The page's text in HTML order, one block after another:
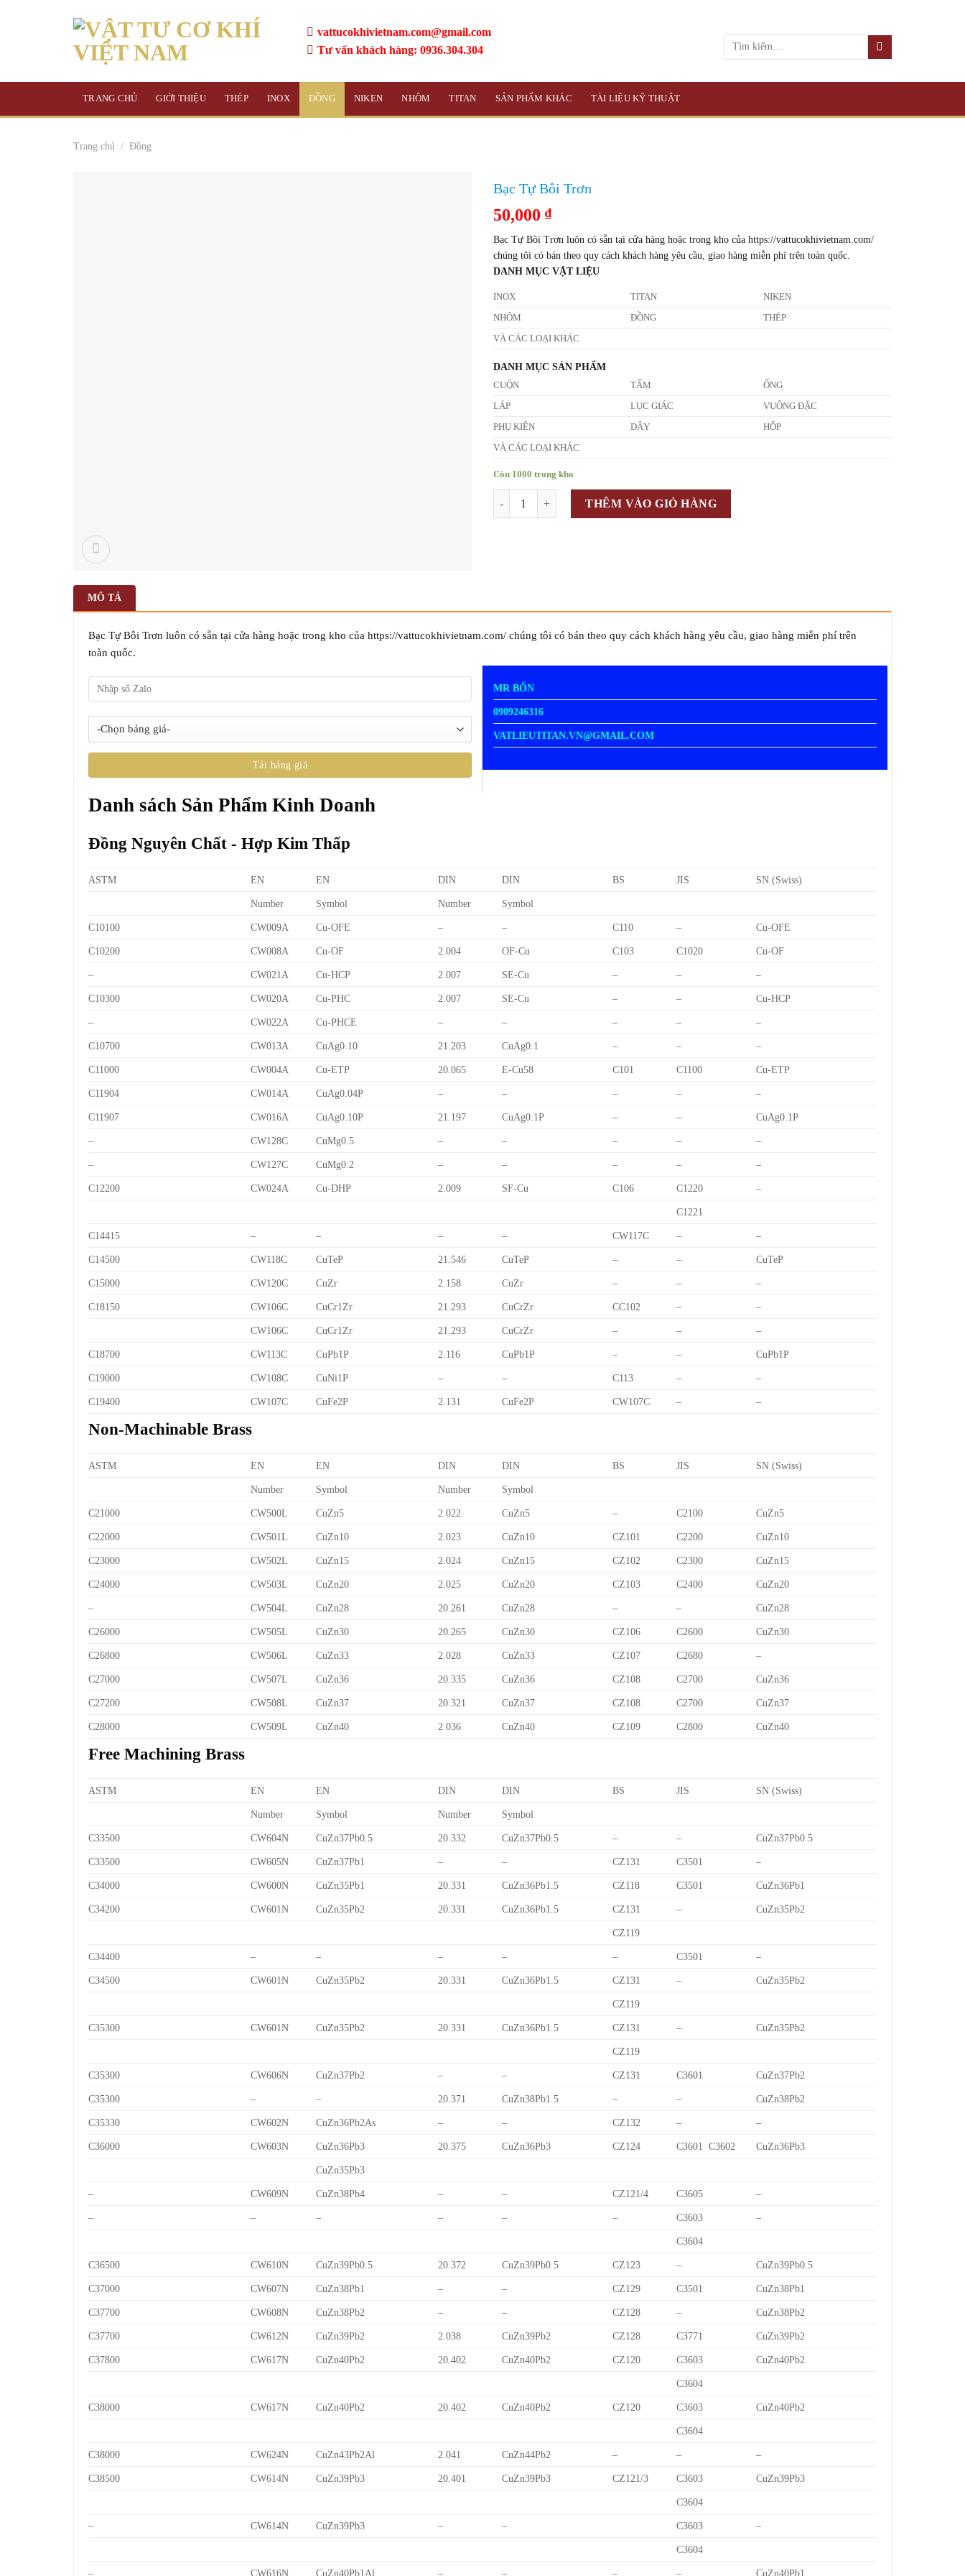
vattucokhivietnam.com@gmail.com
Tư vấn khách hàng: 0936.304.304
TRANG CHỦ GIỚI THIỆU THÉP INOX ĐỒNG NIKEN NHÔM TITAN SẢN PHẨM KHÁC TÀI LIỆU KỸ THUẬT
Trang chủ / Đồng
Bạc Tự Bôi Trơn
50,000 ₫
Bạc Tự Bôi Trơn luôn có sẵn tại cửa hàng hoặc trong kho của https://vattucokhivietnam.com/
chúng tôi có bán theo quy cách khách hàng yêu cầu, giao hàng miễn phí trên toàn quốc.
DANH MỤC VẬT LIỆU
INOX TITAN NIKEN
NHÔM ĐỒNG THÉP
VÀ CÁC LOẠI KHÁC
DANH MỤC SẢN PHẨM
CUỘN TẤM ỐNG
LÁP LỤC GIÁC VUÔNG ĐẶC
PHỤ KIỆN DÂY HỘP
VÀ CÁC LOẠI KHÁC
Còn 1000 trong kho
THÊM VÀO GIỎ HÀNG
MÔ TẢ
Bạc Tự Bôi Trơn luôn có sẵn tại cửa hàng hoặc trong kho của https://vattucokhivietnam.com/ chúng tôi có bán theo quy cách khách hàng yêu cầu, giao hàng miễn phí trên
toàn quốc.
MR BỐN
0909246316
VATLIEUTITAN.VN@GMAIL.COM
Danh sách Sản Phẩm Kinh Doanh
Đồng Nguyên Chất - Hợp Kim Thấp
ASTM EN EN DIN DIN BS JIS SN (Swiss)
Number Symbol Number Symbol
C10100 CW009A Cu-OFE – – C110 – Cu-OFE
C10200 CW008A Cu-OF 2.004 OF-Cu C103 C1020 Cu-OF
– CW021A Cu-HCP 2.007 SE-Cu – – –
C10300 CW020A Cu-PHC 2.007 SE-Cu – – Cu-HCP
– CW022A Cu-PHCE – – – – –
C10700 CW013A CuAg0.10 21.203 CuAg0.1 – – –
C11000 CW004A Cu-ETP 20.065 E-Cu58 C101 C1100 Cu-ETP
C11904 CW014A CuAg0.04P – – – – –
C11907 CW016A CuAg0.10P 21.197 CuAg0.1P – – CuAg0.1P
– CW128C CuMg0.5 – – – – –
– CW127C CuMg0.2 – – – – –
C12200 CW024A Cu-DHP 2.009 SF-Cu C106 C1220 –
C1221
C14415 – – – – CW117C – –
C14500 CW118C CuTeP 21.546 CuTeP – – CuTeP
C15000 CW120C CuZr 2.158 CuZr – – –
C18150 CW106C CuCr1Zr 21.293 CuCrZr CC102 – –
CW106C CuCr1Zr 21.293 CuCrZr – – –
C18700 CW113C CuPb1P 2.116 CuPb1P – – CuPb1P
C19000 CW108C CuNi1P – – C113 – –
C19400 CW107C CuFe2P 2.131 CuFe2P CW107C – –
Non-Machinable Brass
ASTM EN EN DIN DIN BS JIS SN (Swiss)
Number Symbol Number Symbol
C21000 CW500L CuZn5 2.022 CuZn5 – C2100 CuZn5
C22000 CW501L CuZn10 2.023 CuZn10 CZ101 C2200 CuZn10
C23000 CW502L CuZn15 2.024 CuZn15 CZ102 C2300 CuZn15
C24000 CW503L CuZn20 2.025 CuZn20 CZ103 C2400 CuZn20
– CW504L CuZn28 20.261 CuZn28 – – CuZn28
C26000 CW505L CuZn30 20.265 CuZn30 CZ106 C2600 CuZn30
C26800 CW506L CuZn33 2.028 CuZn33 CZ107 C2680 –
C27000 CW507L CuZn36 20.335 CuZn36 CZ108 C2700 CuZn36
C27200 CW508L CuZn37 20.321 CuZn37 CZ108 C2700 CuZn37
C28000 CW509L CuZn40 2.036 CuZn40 CZ109 C2800 CuZn40
Free Machining Brass
ASTM EN EN DIN DIN BS JIS SN (Swiss)
Number Symbol Number Symbol
C33500 CW604N CuZn37Pb0.5 20.332 CuZn37Pb0.5 – – CuZn37Pb0.5
C33500 CW605N CuZn37Pb1 – – CZ131 C3501 –
C34000 CW600N CuZn35Pb1 20.331 CuZn36Pb1.5 CZ118 C3501 CuZn36Pb1
C34200 CW601N CuZn35Pb2 20.331 CuZn36Pb1.5 CZ131 – CuZn35Pb2
CZ119
C34400 – – – – – C3501 –
C34500 CW601N CuZn35Pb2 20.331 CuZn36Pb1.5 CZ131 – CuZn35Pb2
CZ119
C35300 CW601N CuZn35Pb2 20.331 CuZn36Pb1.5 CZ131 – CuZn35Pb2
CZ119
C35300 CW606N CuZn37Pb2 – – CZ131 C3601 CuZn37Pb2
C35300 – – 20.371 CuZn38Pb1.5 – – CuZn38Pb2
C35330 CW602N CuZn36Pb2As – – CZ132 – –
C36000 CW603N CuZn36Pb3 20.375 CuZn36Pb3 CZ124 C3601 C3602 CuZn36Pb3
CuZn35Pb3
– CW609N CuZn38Pb4 – – CZ121/4 C3605 –
– – – – – – C3603 –
C3604
C36500 CW610N CuZn39Pb0.5 20.372 CuZn39Pb0.5 CZ123 – CuZn39Pb0.5
C37000 CW607N CuZn38Pb1 – – CZ129 C3501 CuZn38Pb1
C37700 CW608N CuZn38Pb2 – – CZ128 – CuZn38Pb2
C37700 CW612N CuZn39Pb2 2.038 CuZn39Pb2 CZ128 C3771 CuZn39Pb2
C37800 CW617N CuZn40Pb2 20.402 CuZn40Pb2 CZ120 C3603 CuZn40Pb2
C3604
C38000 CW617N CuZn40Pb2 20.402 CuZn40Pb2 CZ120 C3603 CuZn40Pb2
C3604
C38000 CW624N CuZn43Pb2Al 2.041 CuZn44Pb2 – – –
C38500 CW614N CuZn39Pb3 20.401 CuZn39Pb3 CZ121/3 C3603 CuZn39Pb3
C3604
– CW614N CuZn39Pb3 – – C3603 –
C3604
– CW616N CuZn40Pb1Al – – – – CuZn40Pb1